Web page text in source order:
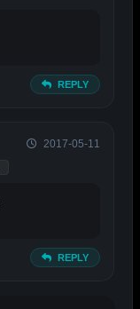
REPLY
2017-05-11
REPLY